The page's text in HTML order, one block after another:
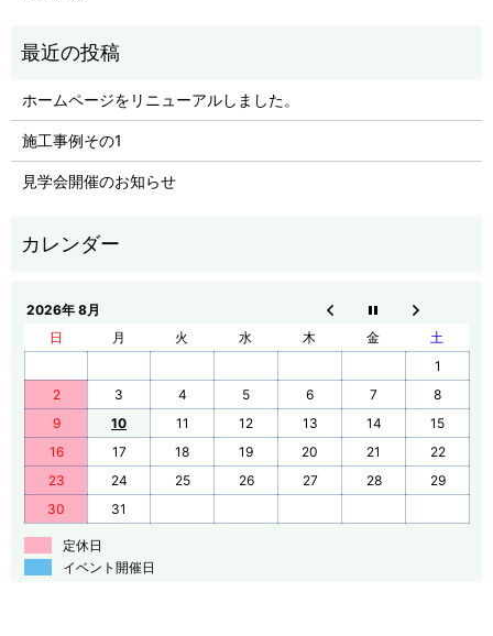
ホームページをリニューアルしました。
施工事例その1
見学会開催のお知らせ
2026年 8月
日
月 火 水 木 金
土
1
2
3 4 5 6 7
8
9
10 11 12 13 14
15
16
17 18 19 20 21
22
23
24 25 26 27 28
29
30
31
定休日
イベント開催日